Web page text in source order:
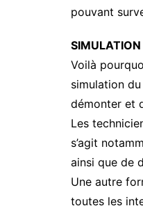
pouvant
SIMULATION
Voilà
simulation
démonter et
Les
s’agit
ainsi que de
Une autre
toutes les